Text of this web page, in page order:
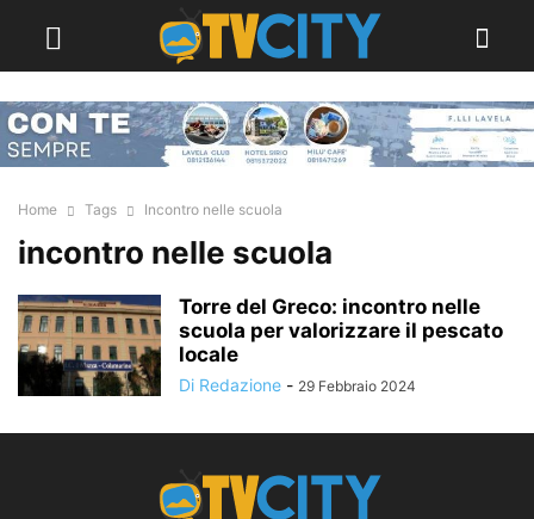
Home Tags Incontro nelle scuola
incontro nelle scuola
Torre del Greco: incontro nelle
scuola per valorizzare il pescato
locale
Di Redazione - 29 Febbraio 2024